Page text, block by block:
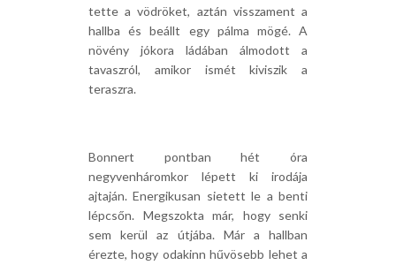
tette a vödröket, aztán visszament a
hallba és beállt egy pálma mögé. A
növény jókora ládában álmodott a
tavaszról, amikor ismét kiviszik a
teraszra.
Bonnert pontban hét óra
negyvenháromkor lépett ki irodája
ajtaján. Energikusan sietett le a benti
lépcsőn. Megszokta már, hogy senki
sem kerül az útjába. Már a hallban
érezte, hogy odakinn hűvösebb lehet a